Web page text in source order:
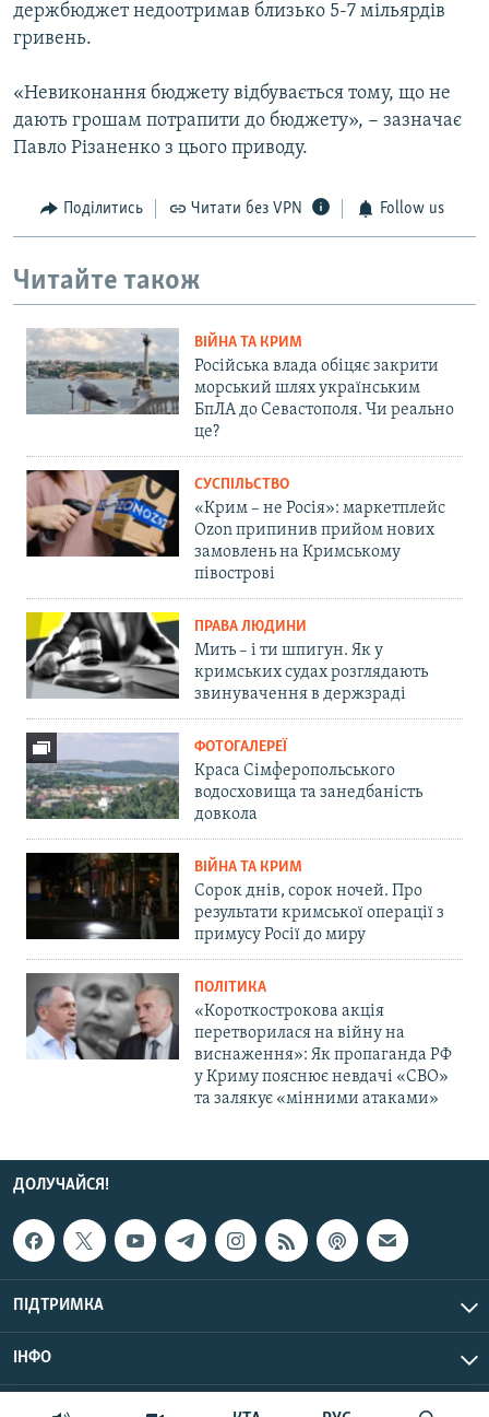
держбюджет недоотримав близько 5-7 мільярдів
гривень.
«Невиконання бюджету відбувається тому, що не
дають грошам потрапити до бюджету», − зазначає
Павло Різаненко з цього приводу.
Поділитись Читати без VPN Follow us
Читайте також
ВІЙНА ТА КРИМ
Російська влада обіцяє закрити
морський шлях українським
БпЛА до Севастополя. Чи реально
це?
СУСПІЛЬСТВО
«Крим – не Росія»: маркетплейс
Ozon припинив прийом нових
замовлень на Кримському
півострові
ПРАВА ЛЮДИНИ
Мить – і ти шпигун. Як у
кримських судах розглядають
звинувачення в держзраді
ФОТОГАЛЕРЕЇ
Краса Сімферопольського
водосховища та занедбаність
довкола
ВІЙНА ТА КРИМ
Сорок днів, сорок ночей. Про
результати кримської операції з
примусу Росії до миру
ПОЛІТИКА
«Короткострокова акція
перетворилася на війну на
виснаження»: Як пропаганда РФ
у Криму пояснює невдачі «СВО»
та залякує «мінними атаками»
ДОЛУЧАЙСЯ!
ПІДТРИМКА
ІНФО